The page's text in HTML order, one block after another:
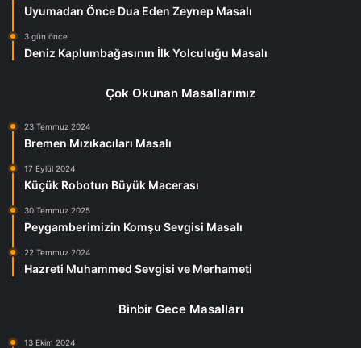
Uyumadan Önce Dua Eden Zeynep Masalı
3 gün önce
Deniz Kaplumbağasının İlk Yolculuğu Masalı
Çok Okunan Masallarımız
23 Temmuz 2024
Bremen Mızıkacıları Masalı
17 Eylül 2024
Küçük Robotun Büyük Macerası
30 Temmuz 2025
Peygamberimizin Komşu Sevgisi Masalı
22 Temmuz 2024
Hazreti Muhammed Sevgisi ve Merhameti
Binbir Gece Masalları
13 Ekim 2024